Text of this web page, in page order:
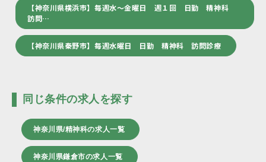
【神奈川県横浜市】毎週水～金曜日 週１回 日勤 精神科
訪問…
【神奈川県秦野市】毎週水曜日 日勤 精神科 訪問診療
同じ条件の求人を探す
神奈川県/精神科の求人一覧
神奈川県鎌倉市の求人一覧